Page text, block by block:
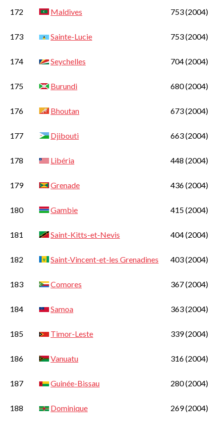
172 Maldives 753(2004)
173 Sainte-Lucie 753(2004)
174 Seychelles 704(2004)
175 Burundi 680(2004)
176 Bhoutan 673(2004)
177 Djibouti 663(2004)
178 Libéria 448 (2004)
179 Grenade 436(2004)
180 Gambie 415(2004)
181 Saint-Kitts-et-Nevis 404(2004)
182 Saint-Vincent-et-les Grenadines 403(2004)
183 Comores 367(2004)
184 Samoa 363(2004)
185 Timor-Leste 339(2004)
186 Vanuatu 316(2004)
187 Guinée-Bissau 280(2004)
188 Dominique 269(2004)